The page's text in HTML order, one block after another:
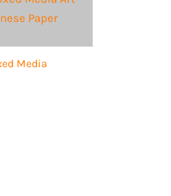
Media